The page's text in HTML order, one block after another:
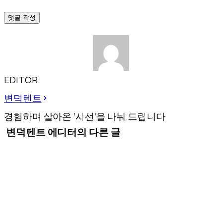
댓글 작성
EDITOR
변덕텐트
경험하며 살아온 ‘시선’을 나눠 드립니다
변덕텐트 에디터의 다른 글